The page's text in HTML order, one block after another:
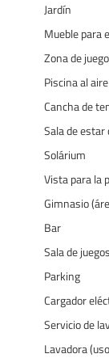
Jardín
Mueble para
Zona de
Piscina al
Cancha de
Sala de
Solárium
Vista para la
Gimnasio
Bar
Sala de juegos
Parking
Cargador
Servicio de
Lavadora